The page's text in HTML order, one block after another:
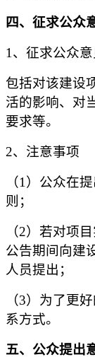
四、征求公众
1 、征求公众
包括对该建设
活的影响、对
要求等。
2、注意事项
（1 ）公众在
则；
（2）若对项
公告期间向建
人员提出；
（3）为了更
系方式。
五、公众提出